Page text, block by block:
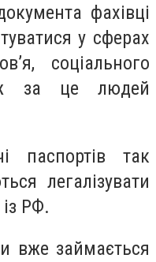
фахівці
у сферах
соціального
за це людей
паспортів так
легалізувати
РФ.
вже займається